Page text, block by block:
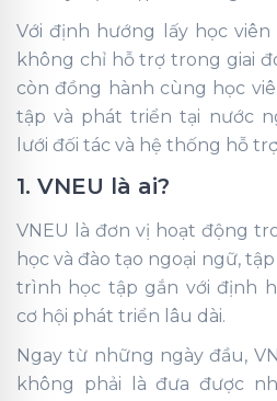
Với định hướng lấy học
không chỉ hỗ trợ trong giai
còn đồng hành cùng học
tập và phát triển tại nước
lưới đối tác và hệ thống hỗ
1. VNEU là ai?
VNEU là đơn vị hoạt động
học và đào tạo ngoại ngữ,
trình học tập gắn với định
cơ hội phát triển lâu dài.
Ngay từ những ngày đầu,
không phải là đưa được